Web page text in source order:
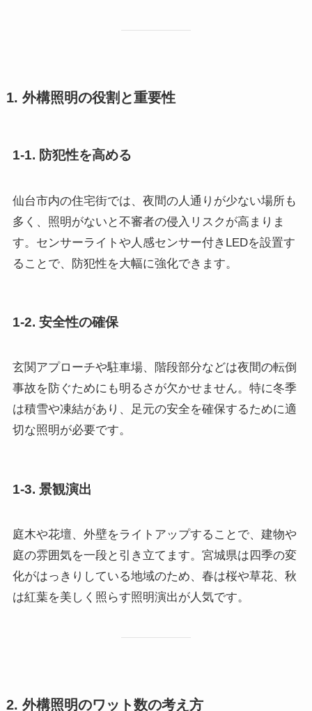
1. 外構照明の役割と重要性
1-1. 防犯性を高める
仙台市内の住宅街では、夜間の人通りが少ない場所も
多く、照明がないと不審者の侵入リスクが高まりま
す。センサーライトや人感センサー付きLEDを設置す
ることで、防犯性を大幅に強化できます。
1-2. 安全性の確保
玄関アプローチや駐車場、階段部分などは夜間の転倒
事故を防ぐためにも明るさが欠かせません。特に冬季
は積雪や凍結があり、足元の安全を確保するために適
切な照明が必要です。
1-3. 景観演出
庭木や花壇、外壁をライトアップすることで、建物や
庭の雰囲気を一段と引き立てます。宮城県は四季の変
化がはっきりしている地域のため、春は桜や草花、秋
は紅葉を美しく照らす照明演出が人気です。
2. 外構照明のワット数の考え方